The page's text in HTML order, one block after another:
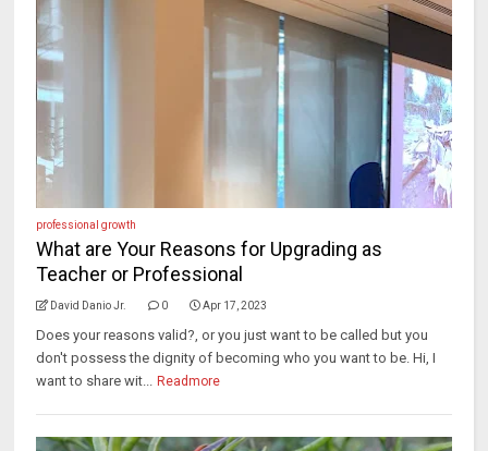
professional growth
What are Your Reasons for Upgrading as
Teacher or Professional
David Danio Jr. 0 Apr 17, 2023
Does your reasons valid?, or you just want to be called but you
don't possess the dignity of becoming who you want to be. Hi, I
want to share wit...
Readmore